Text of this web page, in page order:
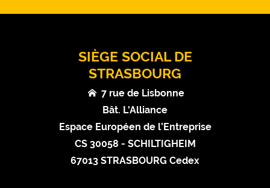
SIÈGE SOCIAL DE
STRASBOURG
7 rue de Lisbonne
Bât. L'Alliance
Espace Européen de l’Entreprise
CS 30058 - SCHILTIGHEIM
67013 STRASBOURG Cedex